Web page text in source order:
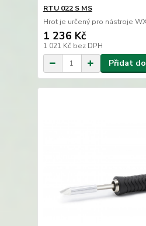
RTU 022 S MS
Hrot je určený pro nástroje
1 236 Kč
1 021 Kč bez DPH
Přidat